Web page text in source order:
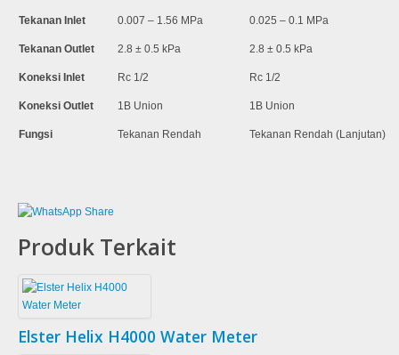
Tekanan Inlet 0.007 – 1.56 MPa 0.025 – 0.1 MPa
Tekanan Outlet 2.8 ± 0.5 kPa 2.8 ± 0.5 kPa
Koneksi Inlet Rc 1/2 Rc 1/2
Koneksi Outlet 1B Union 1B Union
Fungsi Tekanan Rendah Tekanan Rendah (Lanjutan)
Produk Terkait
Elster Helix H4000 Water Meter